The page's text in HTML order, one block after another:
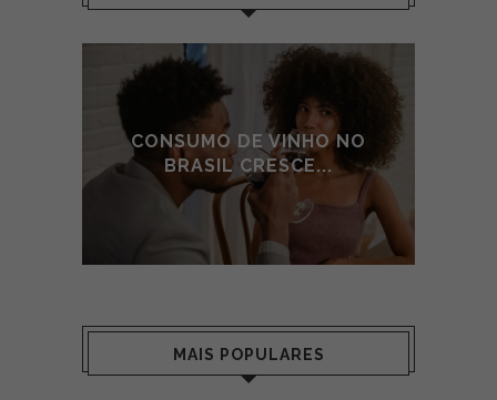
CONSUMO DE VINHO NO
BRASIL CRESCE...
MAIS POPULARES